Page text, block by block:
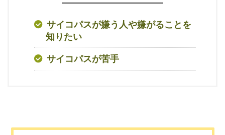
サイコパスが嫌う人や嫌がることを
知りたい
サイコパスが苦手